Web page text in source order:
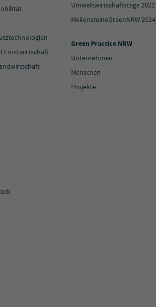
Forstwirtschaft
Umweltwirtschaftstage 2022
MeilensteineGreenNRW 2024
Green Practice NRW
Unternehmen
Menschen
Projekte